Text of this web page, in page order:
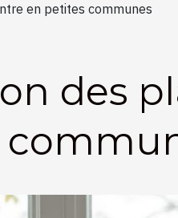
en petites communes
des